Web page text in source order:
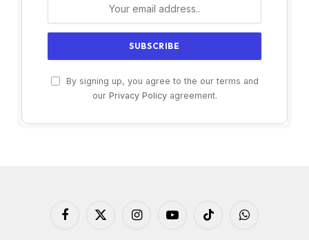
By signing up, you agree to the our terms and
our Privacy Policyagreement.
Facebook
X
InstagramYouTubeTikTok WhatsApp